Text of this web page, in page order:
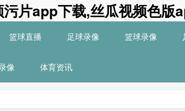
片app下载,丝瓜视频色
篮球直播 足球录像 篮球录像
像 体育资讯